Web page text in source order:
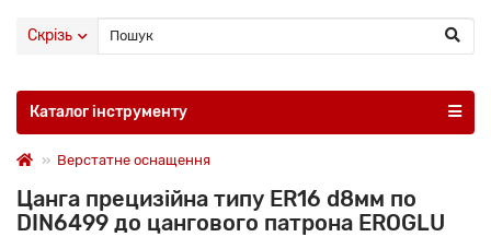
Скрізь
Каталог інструменту
Верстатне оснащення
Цанга прецизійна типу ER16 d8мм по
DIN6499 до цангового патрона EROGLU